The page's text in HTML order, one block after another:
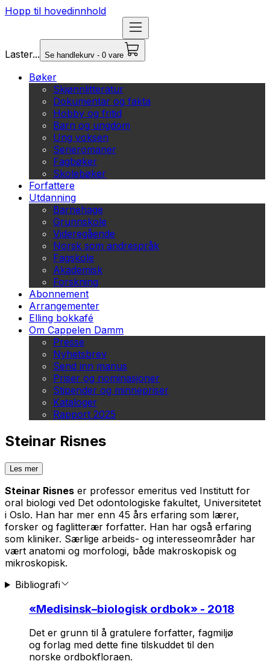
Hopp til hovedinnhold
Laster... Se handlekurv - 0 vare
Bøker
Skjønnlitteratur
Dokumentar og fakta
Hobby og fritid
Barn og ungdom
Ung voksen
Serieromaner
Fagbøker
Skolebøker
Forfattere
Utdanning
Barnehage
Grunnskole
Videregående
Norsk som andrespråk
Fagskole
Akademisk
Forskning
Abonnement
Arrangementer
Elling bokkafé
Om Cappelen Damm
Presse
Nyhetsbrev
Send inn manus
Priser og nominasjoner
Stipender og minnepriser
Kataloger
Rapport 2025
Steinar Risnes
Les mer
Steinar Risnes er professor emeritus ved Institutt for
oral biologi ved Det odontologiske fakultet, Universitetet
i Oslo. Han har mer enn 45 års erfaring som lærer,
forsker og faglitterær forfatter. Han har også erfaring
som kliniker. Særlige arbeids- og interesseområder har
vært anatomi og morfologi, både makroskopisk og
mikroskopisk.
Bibliografi
«Medisinsk–biologisk ordbok» - 2018
Det er grunn til å gratulere forfatter, fagmiljø
og forlag med dette fine tilskuddet til den
norske ordbokfloraen.